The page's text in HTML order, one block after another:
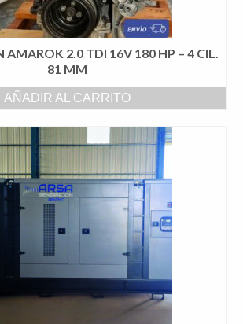
2.0 TDI 16V 180 HP – 4 CIL.
81 MM
AÑADIR AL CARRITO